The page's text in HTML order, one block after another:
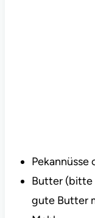
Pekannüsse
Butter (bitte
gute Butter